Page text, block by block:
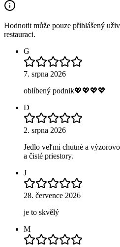
Hodnotit může pouze přihlášený
restauraci.
G
7. srpna 2026
oblíbený podnik💖💖💖💖
D
2. srpna 2026
Jedlo veľmi chutné a
a čisté priestory.
J
28. července 2026
je to skvělý
M